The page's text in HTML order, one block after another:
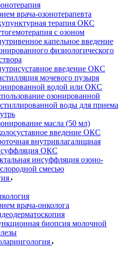
врача-озонотерапевта
терапия ОКС
с озоном
капельное введение
физиологического
введение ОКС
мочевого пузыря
водой или ОКС
озонированной
воды для приема
масла (50 мл)
введение ОКС
внутривлагалищная
ОКС
инсуффляция озоно-
смесью
врача-онколога
биопсия молочной